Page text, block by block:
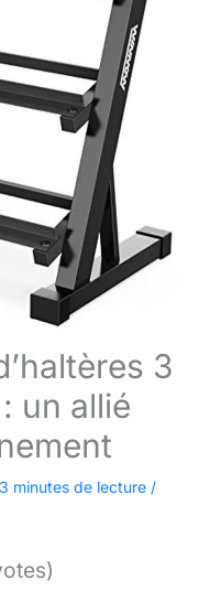
3
un allié
3 minutes de lecture /